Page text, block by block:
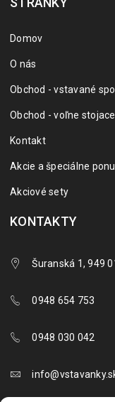
Domov
O nás
Obchod - vstavané
Obchod - voľne
Kontakt
Akcie a špeciálne
Akciové sety
KONTAKTY
Šuranská 1, 949
0948 654 753
0948 030 042